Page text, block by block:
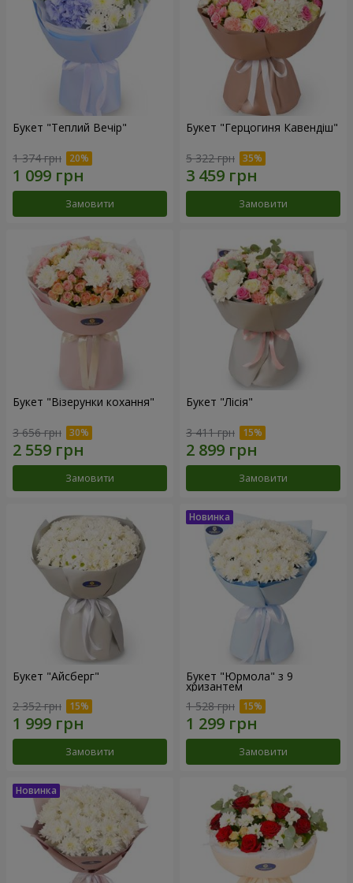
Букет "Теплий Вечір"
1 374 грн
Замовити
Букет "Герцогиня Кавендіш"
5 322 грн
Замовити
Букет "Візерунки кохання"
3 656 грн
Замовити
Букет "Лісія"
3 411 грн
Замовити
Букет "Айсберг"
2 352 грн
Замовити
Букет "Юрмола" з 9
хризантем
1 528 грн
Замовити